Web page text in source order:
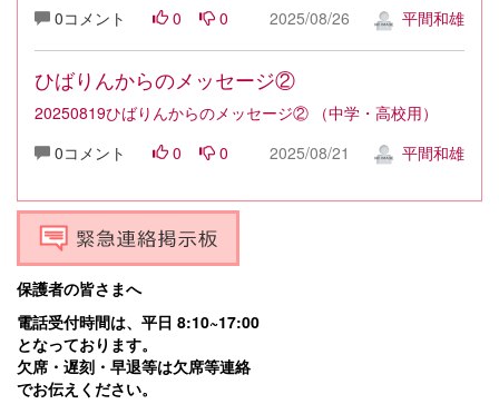
0コメント
0 0 2025/08/26 平間和雄
ひばりんからのメッセージ②
20250819ひばりんからのメッセージ② （中学・高校用）
0コメント
0 0 2025/08/21 平間和雄
保護者の皆さまへ
電話受付時間は、平日 8:10~17:00
となっております。
欠席・遅刻・早退等は欠席等連絡
でお伝えください。